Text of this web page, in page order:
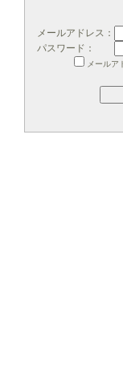
メールアドレス：
パスワード：
メールア